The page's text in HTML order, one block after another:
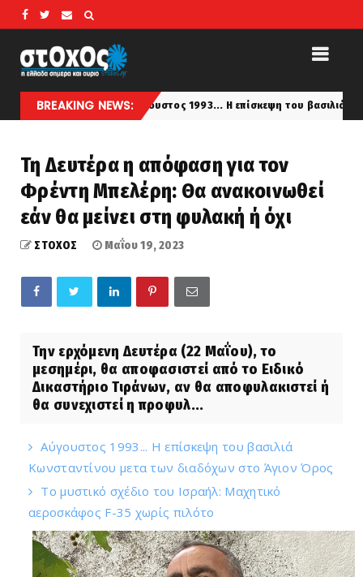
BREAKING NEWS:
latest Αύγουστος 1993... Η επίσκεψη του βασιλιά Κωνσταντίνου
Τη Δευτέρα η απόφαση για τον
Φρέντη Μπελέρη: Θα ανακοινωθεί
εάν θα μείνει στη φυλακή ή όχι
ΣΤΟΧΟΣ Μαΐου 19, 2023
Την ερχόμενη Δευτέρα (22 Μαΐου), το
μεσημέρι, θα αποφασιστεί από το Ειδικό
Δικαστήριο Τιράνων, αν θα αποφυλακιστεί ή
θα συνεχιστεί η προφυλ...
Αύγουστος 1993... Η επίσκεψη του βασιλιά
Κωνσταντίνου μετα των διαδόχων στο Άγιον Όρος
Το μυστικό σχέδιο του Ισραήλ: Μαχητικό
αεροσκάφος F-35 χωρίς πιλότο